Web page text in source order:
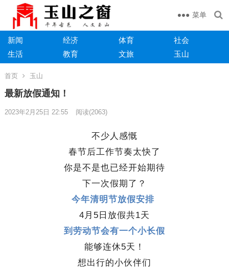
菜单
新闻 经济 体育
社会
生活
教育 文旅 玉山
首页 玉山
最新放假通知！
2023年2月25日 22:55 阅读(2063)
不少人感慨
春节后工作节奏太快了
你是不是也已经开始期待
下一次假期了？
今年清明节放假安排
4月5日放假共1天
到劳动节会有一个小长假
能够连休5天！
想出行的小伙伴们